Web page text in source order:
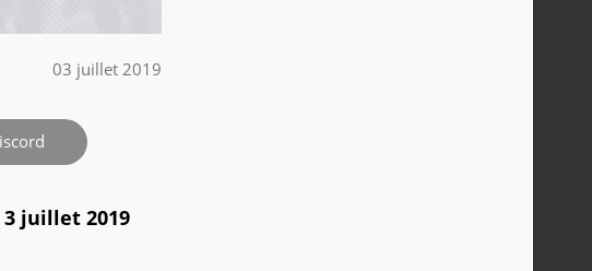
03 juillet 2019
juillet 2019